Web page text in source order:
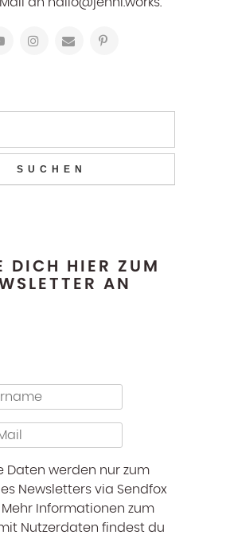
DICH HIER ZUM
AN
Daten werden nur zum
Newsletters via Sendfox
Informationen zum
Nutzerdaten findest du